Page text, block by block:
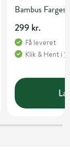
Bambus
299 kr.
Få leveret
Klik & Hent i